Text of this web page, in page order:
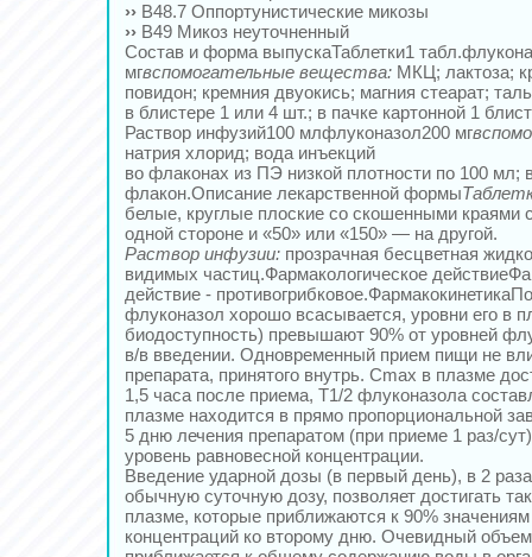
›› B48.7 Оппортунистические микозы
›› B49 Микоз неуточненный
Состав и форма выпускаТаблетки1
мгвспомогательные вещества: МКЦ; лактоза;
повидон; кремния двуокись; магния стеарат;
в блистере 1 или 4 шт.; в пачке картонной 1
Раствор инфузий100 млфлуконазол200 мг
натрия хлорид; вода инъекций
во флаконах из ПЭ низкой плотности по 100 мл;
флакон.Описание лекарственной формы
белые, круглые плоские со скошенными краями
одной стороне и «50» или «150» — на другой.
Раствор инфузии: прозрачная бесцветная
видимых частиц.Фармакологическое
действие -
флуконазол хорошо всасывается, уровни его в
биодоступность) превышают 90% от уровней
в/в введении. Одновременный прием пищи не
препарата, принятого внутрь. Cmax в плазме
1,5 часа после приема, Т1/2 флуконазола
плазме находится в прямо пропорциональной
5 дню лечения препаратом (при приеме 1 раз/
уровень равновесной концентрации.
Введение ударной дозы (в первый день), в 2
обычную суточную дозу, позволяет достигать
плазме, которые приближаются к 90%
концентраций ко второму дню. Очевидный